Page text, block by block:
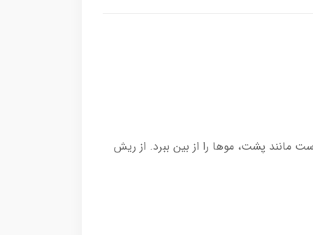
مانند پشت، موها را از بین ببرد. از ریش